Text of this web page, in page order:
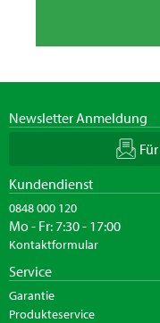
Newsletter Anmeldung
Kundendienst
0848 000 120
Mo - Fr: 7:30 - 17:00
Kontaktformular
Service
Garantie
Produkteservice